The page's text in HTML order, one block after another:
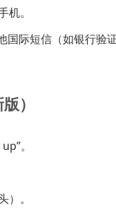
。
国际短信（如银行验
）
。
。